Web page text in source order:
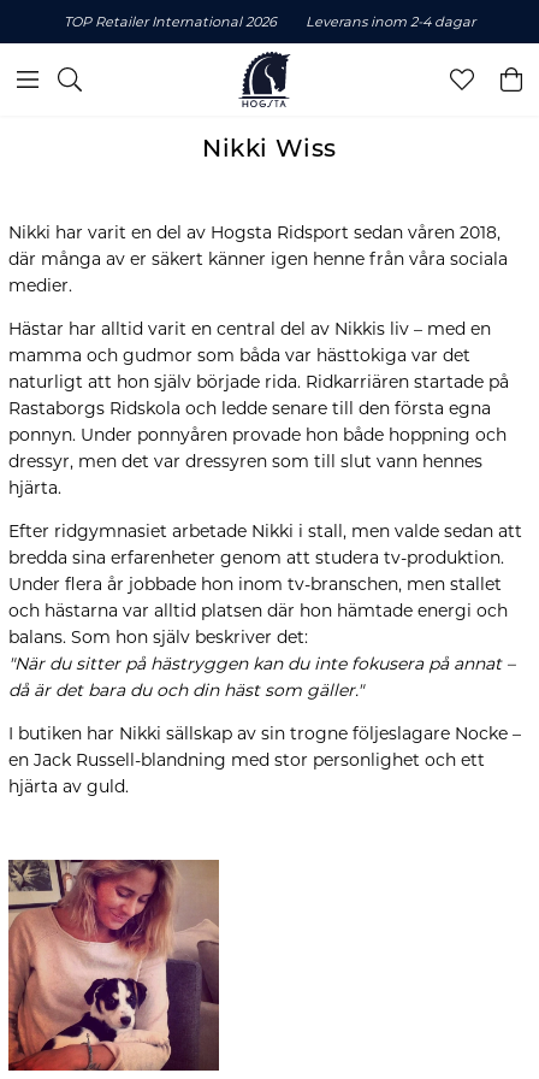
TOP Retailer International 2026 Leverans inom 2-4 dagar
Nikki Wiss
Nikki har varit en del av Hogsta Ridsport sedan våren 2018,
där många av er säkert känner igen henne från våra sociala
medier.
Hästar har alltid varit en central del av Nikkis liv – med en
mamma och gudmor som båda var hästtokiga var det
naturligt att hon själv började rida. Ridkarriären startade på
Rastaborgs Ridskola och ledde senare till den första egna
ponnyn. Under ponnyåren provade hon både hoppning och
dressyr, men det var dressyren som till slut vann hennes
hjärta.
Efter ridgymnasiet arbetade Nikki i stall, men valde sedan att
bredda sina erfarenheter genom att studera tv-produktion.
Under flera år jobbade hon inom tv-branschen, men stallet
och hästarna var alltid platsen där hon hämtade energi och
balans. Som hon själv beskriver det:
"När du sitter på hästryggen kan du inte fokusera på annat –
då är det bara du och din häst som gäller."
I butiken har Nikki sällskap av sin trogne följeslagare Nocke –
en Jack Russell-blandning med stor personlighet och ett
hjärta av guld.